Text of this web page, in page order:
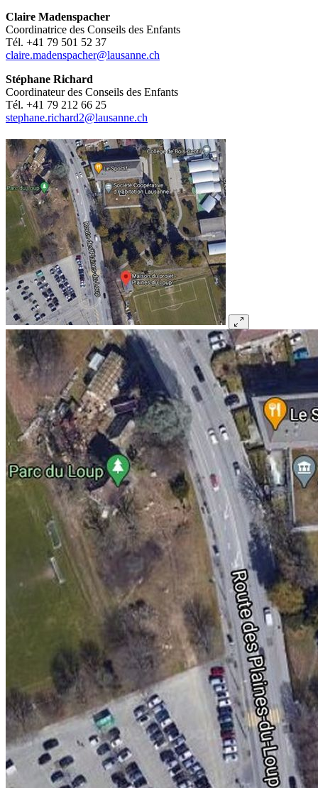
Claire Madenspacher
Coordinatrice des Conseils des Enfants
Tél. +41 79 501 52 37
claire.madenspacher@lausanne.ch
Stéphane Richard
Coordinateur des Conseils des Enfants
Tél. +41 79 212 66 25
stephane.richard2@lausanne.ch